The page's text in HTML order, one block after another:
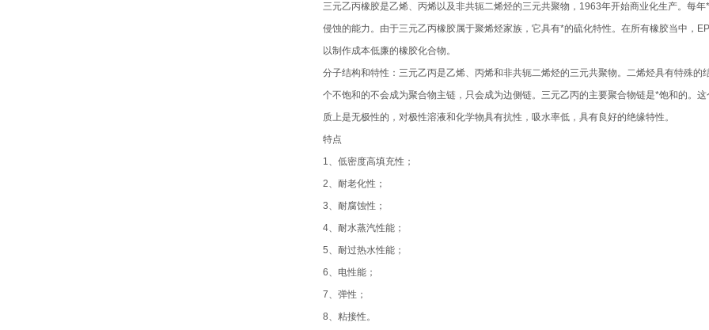
三元乙丙橡胶是乙烯、丙烯以及非共轭二烯烃的三元共聚物，1963年开始商业化生产。每
侵蚀的能力。由于三元乙丙橡胶属于聚烯烃家族，它具有*的硫化特性。在所有橡胶当中，
以制作成本低廉的橡胶化合物。
分子结构和特性：三元乙丙是乙烯、丙烯和非共轭二烯烃的三元共聚物。二烯烃具有特殊
个不饱和的不会成为聚合物主链，只会成为边侧链。三元乙丙的主要聚合物链是*饱和的。
质上是无极性的，对极性溶液和化学物具有抗性，吸水率低，具有良好的绝缘特性。
特点
1、低密度高填充性；
2、耐老化性；
3、耐腐蚀性；
4、耐水蒸汽性能；
5、耐过热水性能；
6、电性能；
7、弹性；
8、粘接性。